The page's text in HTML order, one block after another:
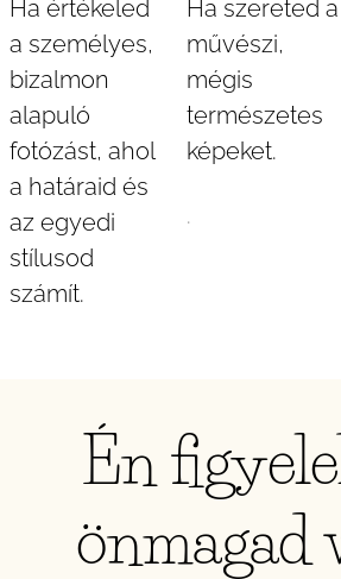
Ha értékeled
a személyes,
bizalmon
alapuló
fotózást, ahol
a határaid és
az egyedi
stílusod
számít.
Ha szereted a
művészi,
mégis
természetes
képeket.
.
Én
önmagad